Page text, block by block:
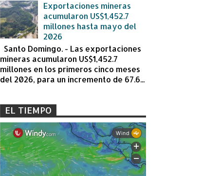
Exportaciones mineras
acumularon US$1,452.7
millones hasta mayo del
2026
Santo Domingo. - Las exportaciones
mineras acumularon US$1,452.7
millones en los primeros cinco meses
del 2026, para un incremento de 67.6...
EL TIEMPO